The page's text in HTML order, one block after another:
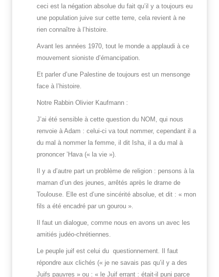
ceci est la négation absolue du fait qu’il y a toujours eu
une population juive sur cette terre, cela revient à ne
rien connaître à l’histoire.
Avant les années 1970, tout le monde a applaudi à ce
mouvement sioniste d’émancipation.
Et parler d’une Palestine de toujours est un mensonge
face à l’histoire.
Notre Rabbin Olivier Kaufmann :
J’ai été sensible à cette question du NOM, qui nous
renvoie à Adam : celui-ci va tout nommer, cependant il a
du mal à nommer la femme, il dit Isha, il a du mal à
prononcer ’Hava (« la vie »).
Il y a d’autre part un problème de religion : pensons à la
maman d’un des jeunes, arrêtés après le drame de
Toulouse. Elle est d’une sincérité absolue, et dit : « mon
fils a été encadré par un gourou ».
Il faut un dialogue, comme nous en avons un avec les
amitiés judéo-chrétiennes.
Le peuple juif est celui du questionnement. Il faut
répondre aux clichés (« je ne savais pas qu’il y a des
Juifs pauvres » ou : « le Juif errant : était-il puni parce